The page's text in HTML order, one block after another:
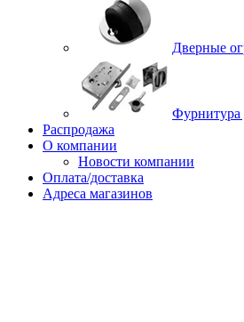
Дверные
Фурнитура
Распродажа
О компании
Новости компании
Оплата/доставка
Адреса магазинов